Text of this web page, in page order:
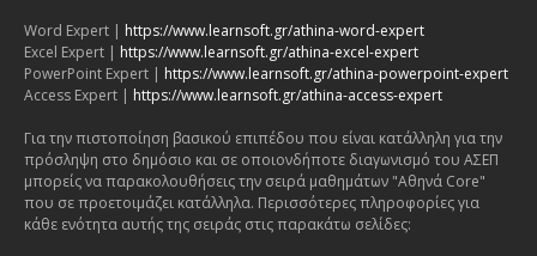
Word Expert | https://www.learnsoft.gr/athina-word-expert
Excel Expert | https://www.learnsoft.gr/athina-excel-expert
PowerPoint Expert | https://www.learnsoft.gr/athina-powerpoint-expert
Access Expert | https://www.learnsoft.gr/athina-access-expert
Για την πιστοποίηση βασικού επιπέδου που είναι κατάλληλη για την
πρόσληψη στο δημόσιο και σε οποιονδήποτε διαγωνισμό του ΑΣΕΠ
μπορείς να παρακολουθήσεις την σειρά μαθημάτων "Αθηνά Core"
που σε προετοιμάζει κατάλληλα. Περισσότερες πληροφορίες για
κάθε ενότητα αυτής της σειράς στις παρακάτω σελίδες: